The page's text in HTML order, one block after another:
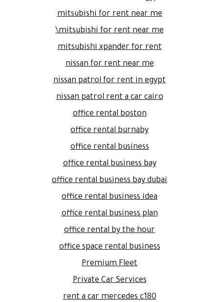
mitsubishi for rent near me
mitsubishi for rent near me\
mitsubishi xpander for rent
nissan for rent near me
nissan patrol for rent in egypt
nissan patrol rent a car cairo
office rental boston
office rental burnaby
office rental business
office rental business bay
office rental business bay dubai
office rental business idea
office rental business plan
office rental by the hour
office space rental business
Premium Fleet
Private Car Services
rent a car mercedes c180